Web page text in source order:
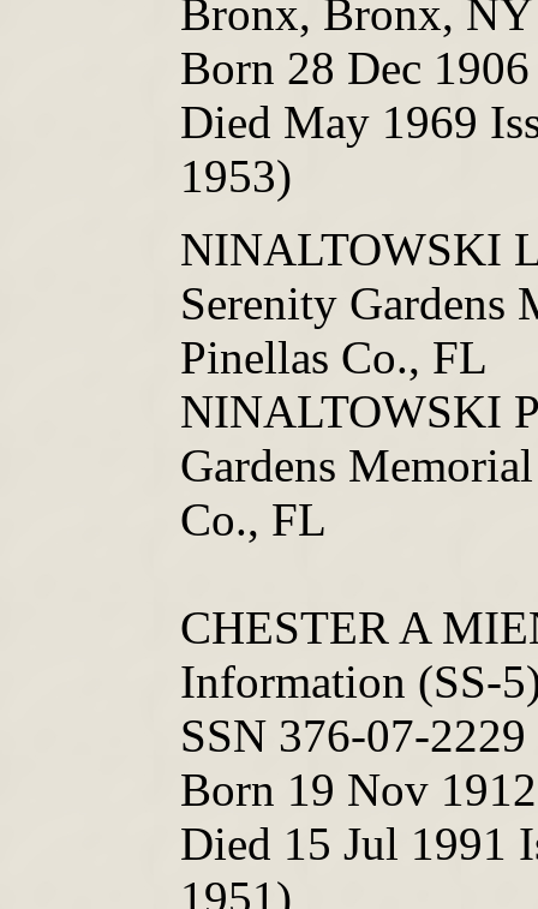
Bronx, Bronx, NY
Born 28 Dec
Died May 1969
1953)
NINALTOWSKI
Serenity Gardens
Pinellas Co., FL
NINALTOWSKI
Gardens
Co., FL
CHESTER A
Information (SS-
SSN 376-07-2229
Born 1 9 Nov
Died 15 Jul 1991
1951)